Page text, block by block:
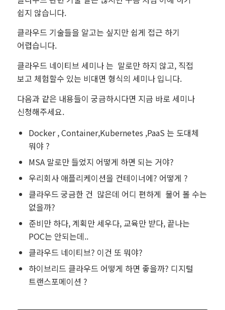
쉽지 않습니다.
클라우드 기술들을 알고는 싶지만 쉽게 접근 하기
어렵습니다.
클라우드 네이티브 세미나 는 말로만 하지 않고, 직접
보고 체험할수 있는 비대면 형식의 세미나 입니다.
다음과 같은 내용들이 궁금하시다면 지금 바로 세미나
신청해주세요.
Docker , Container,Kubernetes ,PaaS 는 도대체
뭐야 ?
MSA 말로만 들었지 어떻게 하면 되는 거야?
우리회사 애플리케이션을 컨테이너에? 어떻게 ?
클라우드 궁금한 건 많은데 어디 편하게 물어 볼 수는
없을까?
준비만 하다, 계획만 세우다, 교육만 받다, 끝나는
POC는 안되는데..
클라우드 네이티브? 이건 또 뭐야?
하이브리드 클라우드 어떻게 하면 좋을까? 디지털
트랜스포메이션 ?